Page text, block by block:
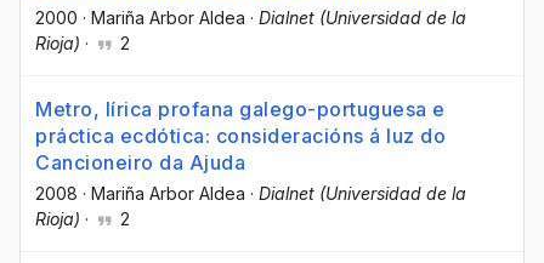
2000 · Mariña Arbor Aldea · Dialnet (Universidad de la
Rioja) · 2
Metro, lírica profana galego-portuguesa e
práctica ecdótica: consideracións á luz do
Cancioneiro da Ajuda
2008 · Mariña Arbor Aldea · Dialnet (Universidad de la
Rioja) · 2